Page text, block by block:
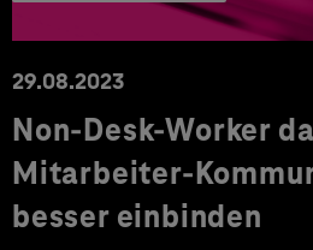
29.08.2023
Non-Desk-Worker
Mitarbeiter-
besser einbinden